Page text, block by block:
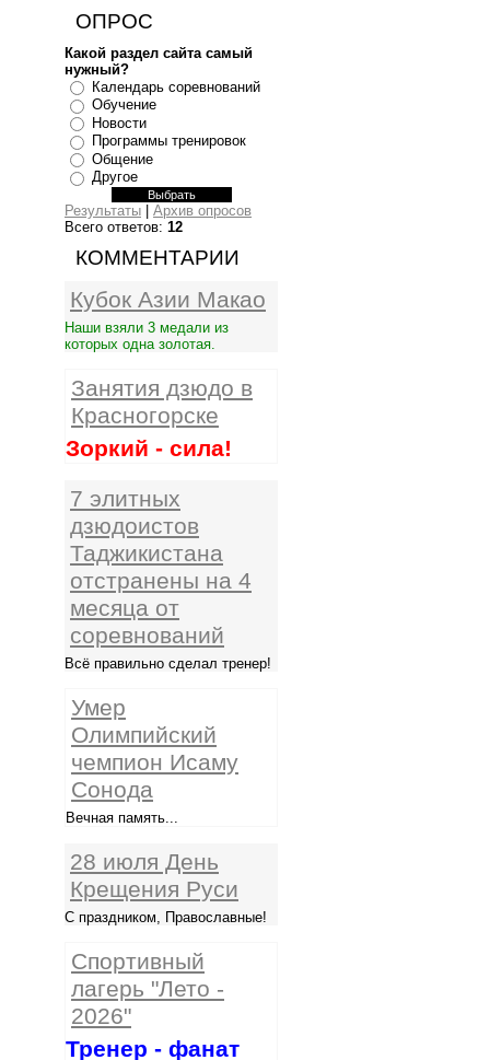
ОПРОС
Какой раздел сайта самый
нужный?
Календарь соревнований
Обучение
Новости
Программы тренировок
Общение
Другое
Результаты
Архив опросов
Всего ответов: 12
КОММЕНТАРИИ
Кубок Азии Макао
Наши взяли 3 медали из
которых одна золотая.
Занятия дзюдо в
Красногорске
Зоркий - сила!
7 элитных
дзюдоистов
Таджикистана
отстранены на 4
месяца от
соревнований
Всё правильно сделал тренер!
Умер
Олимпийский
чемпион Исаму
Сонода
Вечная память...
28 июля День
Крещения Руси
С праздником, Православные!
Спортивный
лагерь "Лето -
2026"
Тренер - фанат